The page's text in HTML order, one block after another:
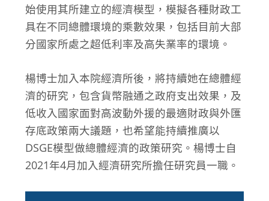
始使用其所建立的經濟模型，模擬各種財政工
具在不同總體環境的乘數效果，包括目前大部
分國家所處之超低利率及高失業率的環境。
楊博士加入本院經濟所後，將持續她在總體經
濟的研究，包含貨幣融通之政府支出效果，及
低收入國家面對高波動外援的最適財政與外匯
存底政策兩大議題，也希望能持續推廣以
DSGE模型做總體經濟的政策研究。楊博士自
2021年4月加入經濟研究所擔任研究員一職。